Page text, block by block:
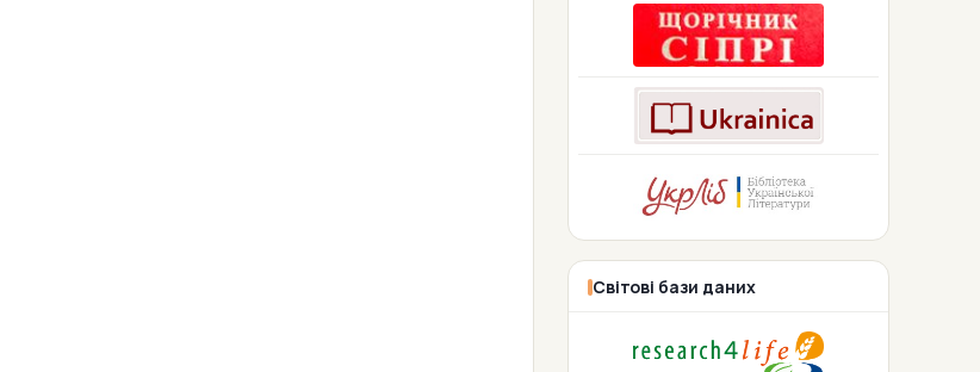
Світові бази даних